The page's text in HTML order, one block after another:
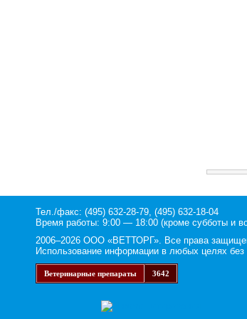
Тел./факс: (495) 632-28-79, (495) 632-18-04
Время работы: 9:00 — 18:00 (кроме субботы и
2006–2026 ООО «ВЕТТОРГ». Все права
Использование информации в любых целях
Ветеринарные препараты 3642